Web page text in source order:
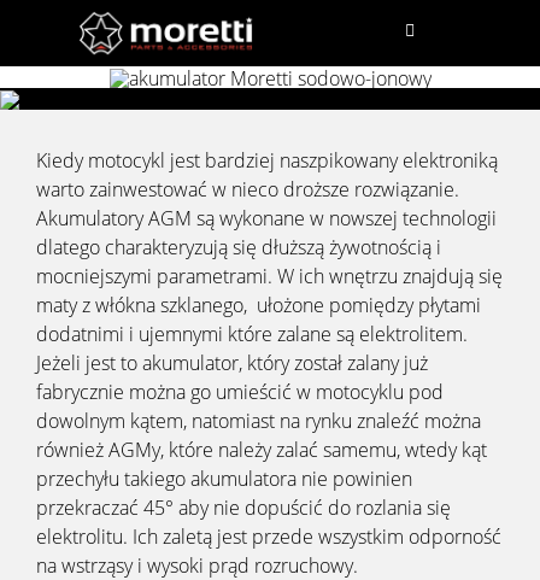
zawartości
Toggle
ZNAJDŹ
NEWSY
WYSZUKAJ
Kiedy motocykl jest bardziej naszpikowany elektroniką
warto zainwestować w nieco droższe rozwiązanie.
Akumulatory AGM są wykonane w nowszej technologii
dlatego charakteryzują się dłuższą żywotnością i
mocniejszymi parametrami. W ich wnętrzu znajdują się
maty z włókna szklanego, ułożone pomiędzy płytami
dodatnimi i ujemnymi które zalane są elektrolitem.
Jeżeli jest to akumulator, który został zalany już
fabrycznie można go umieścić w motocyklu pod
dowolnym kątem, natomiast na rynku znaleźć można
również AGMy, które należy zalać samemu, wtedy kąt
przechyłu takiego akumulatora nie powinien
przekraczać 45° aby nie dopuścić do rozlania się
elektrolitu. Ich zaletą jest przede wszystkim odporność
na wstrząsy i wysoki prąd rozruchowy.